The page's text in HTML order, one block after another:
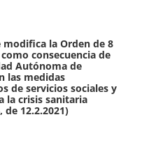
modifica la Orden de 8
consecuencia de
Autónoma de
las medidas
de servicios sociales y
la crisis sanitaria
12.2.2021)